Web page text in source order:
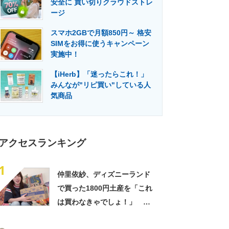
メディア 建設×テクノロジーの最前線
安全に 買い切りクラウドストレ
ージ
スマホ2GBで月額850円～ 格安
SIMをお得に使うキャンペーン
実施中！
【iHerb】「迷ったらこれ！」
みんなが"リピ買い"している人
気商品
アクセスランキング
仲里依紗、ディズニーランド
で買った1800円土産を「これ
は買わなきゃでしょ！」